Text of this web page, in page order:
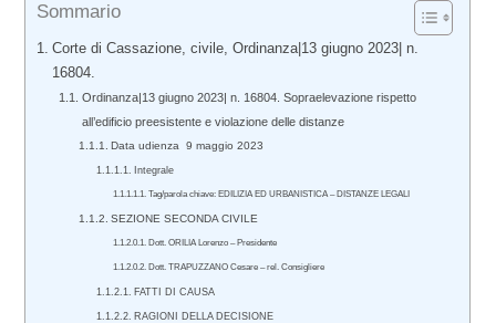
Sommario
Corte di Cassazione, civile, Ordinanza|13 giugno 2023| n.
16804.
Ordinanza|13 giugno 2023| n. 16804. Sopraelevazione rispetto
all’edificio preesistente e violazione delle distanze
Data udienza 9 maggio 2023
Integrale
Tag/parola chiave: EDILIZIA ED URBANISTICA – DISTANZE LEGALI
SEZIONE SECONDA CIVILE
Dott. ORILIA Lorenzo – Presidente
Dott. TRAPUZZANO Cesare – rel. Consigliere
FATTI DI CAUSA
RAGIONI DELLA DECISIONE